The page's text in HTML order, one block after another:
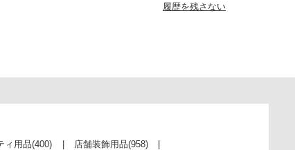
履歴を残さない
ィ用品(400) 店舗装飾用品(958)